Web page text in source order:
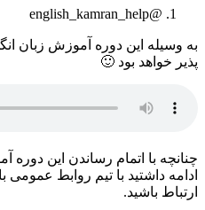
@english_kamran_help
به وسیله این دوره آموزش زبان
پذیر خواهد بود 🙂
چنانچه با اتمام رساندن این دوره
ارتباط باشید.